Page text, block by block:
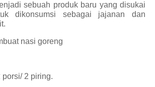
sebuah produk baru yang disukai
dikonsumsi sebagai jajanan dan
nasi goreng
porsi/ 2 piring.